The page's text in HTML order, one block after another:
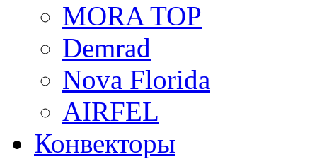
MORA TOP
Demrad
Nova Florida
AIRFEL
Конвекторы